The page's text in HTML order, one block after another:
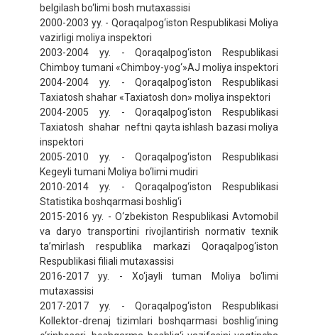
belgilash bo‘limi bosh mutaxassisi
2000-2003 yy. - Qoraqalpog‘iston Respublikasi Moliya
vazirligi moliya inspektori
2003-2004 yy. - Qoraqalpog‘iston Respublikasi
Chimboy tumani «Chimboy-yog‘»AJ moliya inspektori
2004-2004 yy. - Qoraqalpog‘iston Respublikasi
Taxiatosh shahar «Taxiatosh don» moliya inspektori
2004-2005 yy. - Qoraqalpog‘iston Respublikasi
Taxiatosh shahar neftni qayta ishlash bazasi moliya
inspektori
2005-2010 yy. - Qoraqalpog‘iston Respublikasi
Kegeyli tumani Moliya bo‘limi mudiri
2010-2014 yy. - Qoraqalpog‘iston Respublikasi
Statistika boshqarmasi boshlig‘i
2015-2016 yy. - O‘zbekiston Respublikasi Avtomobil
va daryo transportini rivojlantirish normativ texnik
ta’mirlash respublika markazi Qoraqalpog‘iston
Respublikasi filiali mutaxassisi
2016-2017 yy. - Xo‘jayli tuman Moliya bo‘limi
mutaxassisi
2017-2017 yy. - Qoraqalpog‘iston Respublikasi
Kollektor-drenaj tizimlari boshqarmasi boshlig‘ining